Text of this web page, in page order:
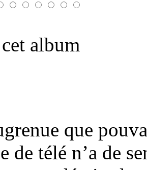
album
que
de télé n’a de